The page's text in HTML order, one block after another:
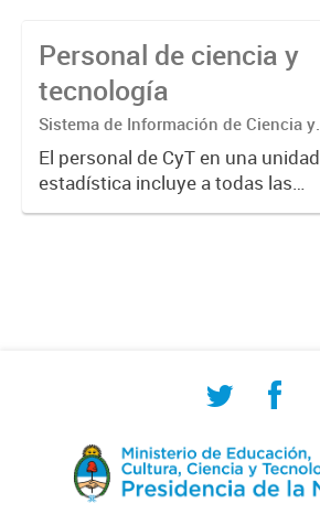
Personal de ciencia y
tecnología
Sistema de Información de Ciencia y
Tecnología Argentino (SICYTAR)
El personal de CyT en una unidad
estadística incluye a todas las
personas involucradas